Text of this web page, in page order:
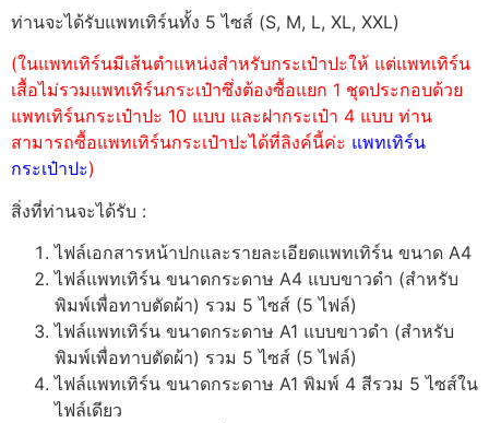
ท่านจะได้รับแพทเทิร์นทั้ง 5 ไซส์ (S, M, L, XL, XXL)
(ในแพทเทิร์นมีเส้นตำแหน่งสำหรับกระเป๋าปะให้ แต่แพทเทิร์น
เสื้อไม่รวมแพทเทิร์นกระเป๋าซึ่งต้องซื้อแยก 1 ชุดประกอบด้วย
แพทเทิร์นกระเป๋าปะ 10 แบบ และฝากระเป๋า 4 แบบ ท่าน
สามารถซื้อแพทเทิร์นกระเป๋าปะได้ที่ลิงค์นี้ค่ะ แพทเทิร์น
กระเป๋าปะ)
สิ่งที่ท่านจะได้รับ :
ไฟล์เอกสารหน้าปกและรายละเอียดแพทเทิร์น ขนาด A4
ไฟล์แพทเทิร์น ขนาดกระดาษ A4 แบบขาวดำ (สำหรับ
พิมพ์เพื่อทาบตัดผ้า) รวม 5 ไซส์ (5 ไฟล์)
ไฟล์แพทเทิร์น ขนาดกระดาษ A1 แบบขาวดำ (สำหรับ
พิมพ์เพื่อทาบตัดผ้า) รวม 5 ไซส์ (5 ไฟล์)
ไฟล์แพทเทิร์น ขนาดกระดาษ A1 พิมพ์ 4 สีรวม 5 ไซส์ใน
ไฟล์เดียว